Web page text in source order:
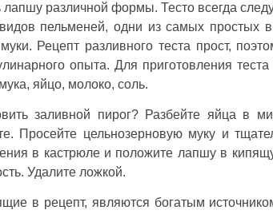
лапшу различной формы. Тесто всегда
пельменей, одни из самых простых
Рецепт разливного теста прост,
опыта. Для приготовления
яйцо, молоко, соль.
заливной пирог? Разбейте яйца в
Просейте цельнозерновую муку и
в кастрюле и положите лапшу в
Удалите ложкой.
в рецепт, являются богатым